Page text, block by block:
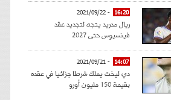
16:20
- 2021/09/22
ريال مدريد يتجه لتجديد عقد
فينسيوس حتى 2027
14:07
- 2021/09/21
دي ليخت يملك شرطا جزائيا في عقده
بقيمة 150 مليون أورو